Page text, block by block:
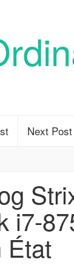
Next Post
i7-
État